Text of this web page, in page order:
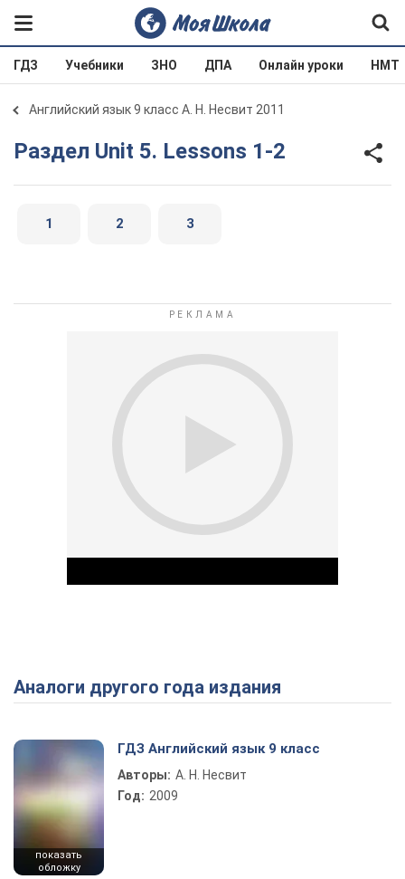
ГДЗ Учебники ЗНО ДПА Онлайн уроки НМТ
Английский язык 9 класс А. Н. Несвит 2011
Раздел Unit 5. Lessons 1-2
1 2 3
Play Video
Аналоги другого года издания
показать
обложку
ГДЗ Английский язык 9 класс
Авторы: А. Н. Несвит
Год: 2009